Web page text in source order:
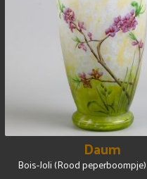
Daum
Bois-Joli (Rood